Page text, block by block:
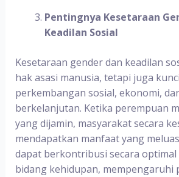
Pentingnya Kesetaraan
Keadilan Sosial
Kesetaraan gender dan keadilan
hak asasi manusia, tetapi juga
perkembangan sosial, ekonomi,
berkelanjutan. Ketika perempuan
yang dijamin, masyarakat secara
mendapatkan manfaat yang
dapat berkontribusi secara optimal
bidang kehidupan, mempengaruhi